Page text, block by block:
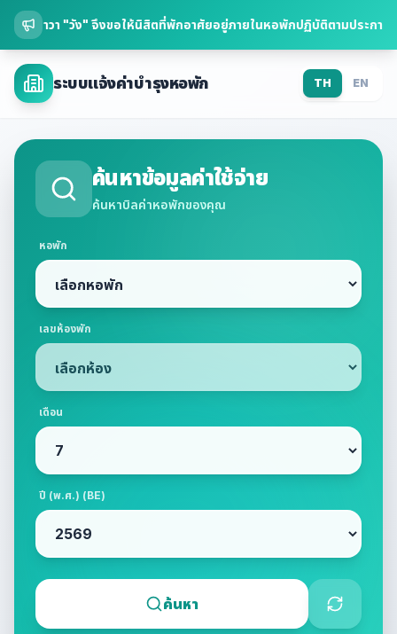
ให้นิสิตที่พักอาศัยอยู่ภายในหอพักปฏิบัติตามประกาสต่อไปนี้ 1.ห้า
ระบบแจ้งค่าบำรุงหอพัก TH EN
ค้นหาข้อมูลค่าใช้จ่าย
ค้นหาบิลค่าหอพักของคุณ
หอพัก
เลขห้องพัก
เดือน
ปี (พ.ศ.) (BE)
ค้นหา